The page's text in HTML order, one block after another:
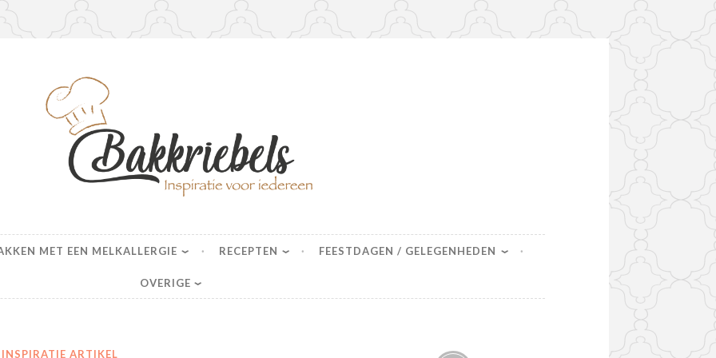
MET EEN MELKALLERGIE RECEPTEN FEESTDAGEN / GELEGENHEDEN
OVERIGE
INSPIRATIE ARTIKEL